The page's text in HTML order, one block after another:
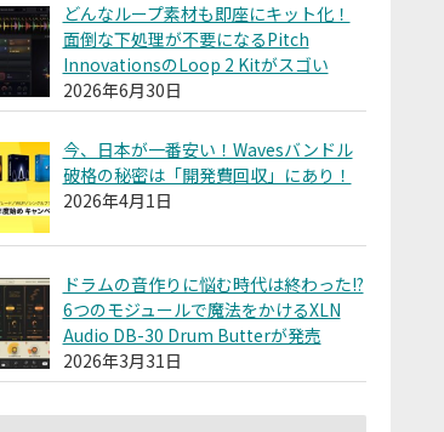
どんなループ素材も即座にキット化！
面倒な下処理が不要になるPitch
InnovationsのLoop 2 Kitがスゴい
2026年6月30日
今、日本が一番安い！Wavesバンドル
破格の秘密は「開発費回収」にあり！
2026年4月1日
ドラムの音作りに悩む時代は終わった!?
6つのモジュールで魔法をかけるXLN
Audio DB-30 Drum Butterが発売
2026年3月31日